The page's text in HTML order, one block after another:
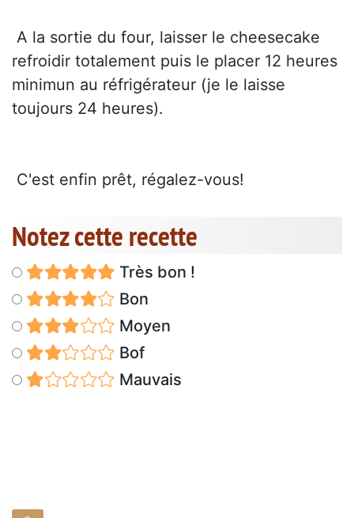
 A la sortie du four, laisser le cheesecake
refroidir totalement puis le placer 12 heures
minimun au réfrigérateur (je le laisse
toujours 24 heures).
 C'est enfin prêt, régalez-vous!
Notez cette recette
Très bon !
Bon
Moyen
Bof
Mauvais